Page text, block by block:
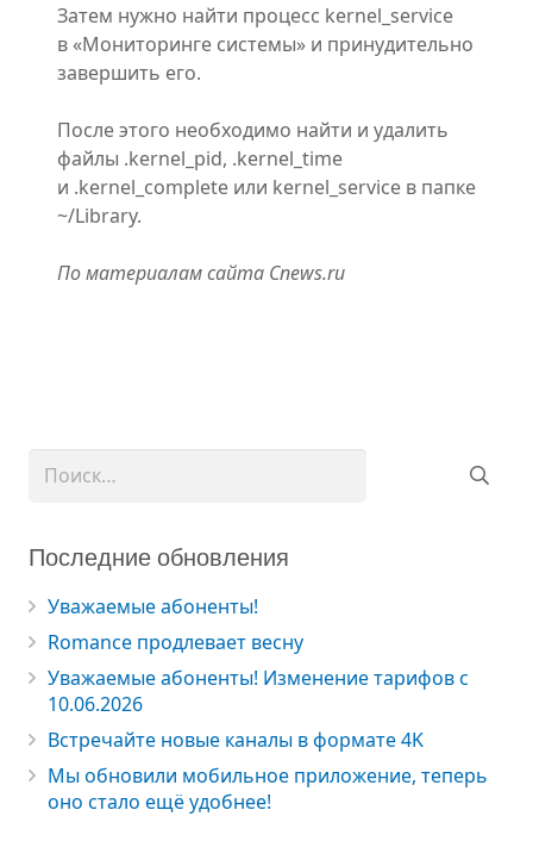
Затем нужно найти процесс kernel_service
в «Мониторинге системы» и принудительно
завершить его.
После этого необходимо найти и удалить
файлы .kernel_pid, .kernel_time
и .kernel_complete или kernel_service в папке
~/Library.
По материалам сайта Cnews.ru
Найти:
Последние обновления
Уважаемые абоненты!
Romance продлевает весну
Уважаемые абоненты! Изменение тарифов с
10.06.2026
Встречайте новые каналы в формате 4K
Мы обновили мобильное приложение, теперь
оно стало ещё удобнее!